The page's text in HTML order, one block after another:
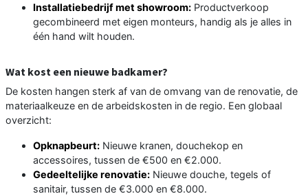
Installatiebedrijf met showroom: Productverkoop
gecombineerd met eigen monteurs, handig als je alles in
één hand wilt houden.
Wat kost een nieuwe badkamer?
De kosten hangen sterk af van de omvang van de renovatie, de
materiaalkeuze en de arbeidskosten in de regio. Een globaal
overzicht:
Opknapbeurt: Nieuwe kranen, douchekop en
accessoires, tussen de €500 en €2.000.
Gedeeltelijke renovatie: Nieuwe douche, tegels of
sanitair, tussen de €3.000 en €8.000.